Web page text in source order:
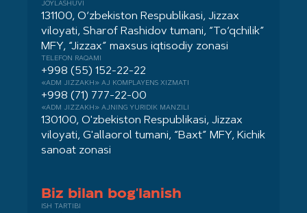
JOYLASHUVI
131100, O‘zbekiston Respublikasi, Jizzax
viloyati, Sharof Rashidov tumani, “To‘qchilik”
MFY, “Jizzax” maxsus iqtisodiy zonasi
TELEFON RAQAMI
+998 (55) 152-22-22
«ADM JIZZAKH» AJ KOMPLAYENS XIZMATI
+998 (71) 777-22-00
«ADM JIZZAKH» AJNING YURIDIK MANZILI
130100, O'zbekiston Respublikasi, Jizzax
viloyati, G'allaorol tumani, “Baxt” MFY, Kichik
sanoat zonasi
Biz bilan bog'lanish
ISH TARTIBI